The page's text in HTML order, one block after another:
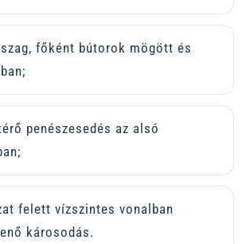
főként bútorok mögött és
penészesedés az alsó
felett vízszintes vonalban
károsodás.